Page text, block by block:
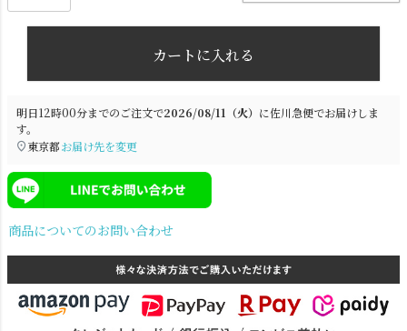
ステンドグラス 照明パーツ
カートに入れる
明日12時00分までのご注文で2026/08/11（火） に佐川急便でお届けしま
す。
東京都お届け先を変更
商品についてのお問い合わせ